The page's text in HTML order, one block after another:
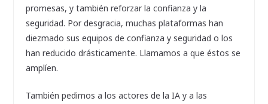
promesas, y también reforzar la confianza y la
seguridad. Por desgracia, muchas plataformas han
diezmado sus equipos de confianza y seguridad o los
han reducido drásticamente. Llamamos a que éstos se
amplíen.
También pedimos a los actores de la IA y a las